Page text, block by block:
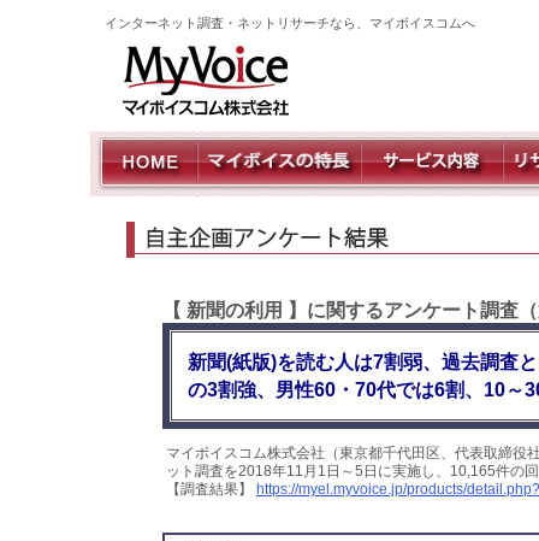
インターネット調査・ネットリサーチなら、マイボイスコムへ
【 新聞の利用 】に関するアンケート調査
新聞(紙版)を読む人は7割弱、過去調査
の3割強、男性60・70代では6割、10～
マイボイスコム株式会社（東京都千代田区、代表取締役
ット調査を2018年11月1日～5日に実施し、10,165件の
【調査結果】
https://myel.myvoice.jp/products/